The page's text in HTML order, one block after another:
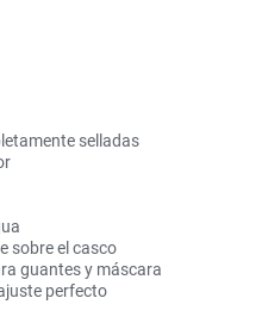
selladas
sobre el casco
guantes y máscara
perfecto